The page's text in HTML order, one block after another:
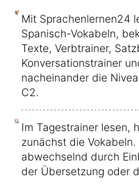
Mit Sprachenlernen24
Spanisch-Vokabeln,
Texte, Verbtrainer,
Konversationstrainer
nacheinander die
C2.
Im Tagestrainer lesen,
zunächst die
abwechselnd durch
der Übersetzung oder